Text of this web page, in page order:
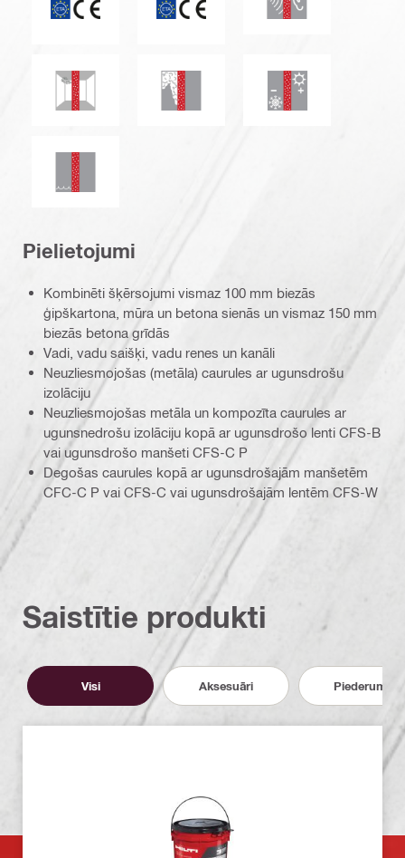
Izturība pret pelējumu un miltrasu
Dūmu un gāzu necaurlaidība
Termoizolācija
Ūdensnecaurlaidība
Pielietojumi
Kombinēti šķērsojumi vismaz 100 mm biezās
ģipškartona, mūra un betona sienās un vismaz 150 mm
biezās betona grīdās
Vadi, vadu saišķi, vadu renes un kanāli
Neuzliesmojošas (metāla) caurules ar ugunsdrošu
izolāciju
Neuzliesmojošas metāla un kompozīta caurules ar
ugunsnedrošu izolāciju kopā ar ugunsdrošo lenti CFS-B
vai ugunsdrošo manšeti CFS-C P
Degošas caurules kopā ar ugunsdrošajām manšetēm
CFC-C P vai CFS-C vai ugunsdrošajām lentēm CFS-W
Saistītie produkti
Visi Aksesuāri Piederumi